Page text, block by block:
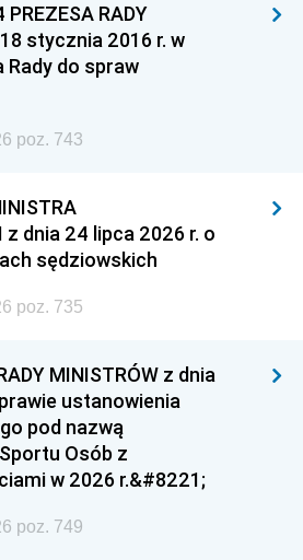
PREZESA RADY
stycznia 2016 r. w
do spraw
poz. 743
z dnia 24 lipca 2026 r. o
sędziowskich
poz. 735
MINISTRÓW z dnia
ustanowienia
pod nazwą
Osób z
w 2026 r.&#8221;
poz. 749